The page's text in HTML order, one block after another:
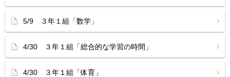
5/9 ３年１組「数学」
4/30 ３年１組「総合的な学習の時間」
4/30 ３年１組「体育」